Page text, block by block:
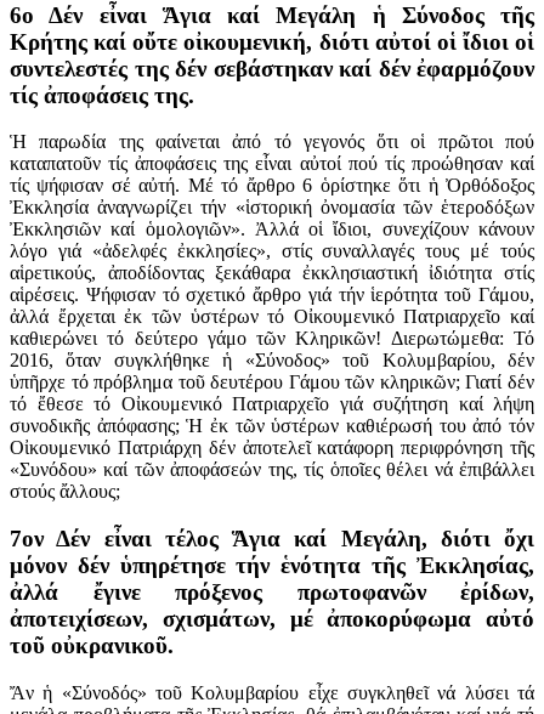
6ο Δέν εἶναι Ἅγια καί Μεγάλη ἡ Σύνοδος τῆς
Κρήτης καί οὔτε οἰκουμενική, διότι αὐτοί οἱ ἴδιοι οἱ
συντελεστές της δέν σεβάστηκαν καί δέν ἐφαρμόζουν
τίς ἀποφάσεις της.
Ἡ παρωδία της φαίνεται ἀπό τό γεγονός ὅτι οἱ πρῶτοι πού
καταπατοῦν τίς ἀποφάσεις της εἶναι αὐτοί πού τίς προώθησαν καί
τίς ψήφισαν σέ αὐτή. Μέ τό ἄρθρο 6 ὁρίστηκε ὅτι ἡ Ὀρθόδοξος
Ἐκκλησία ἀναγνωρίζει τήν «ἱστορική ὀνομασία τῶν ἑτεροδόξων
Ἐκκλησιῶν καί ὁμολογιῶν». Ἀλλά οἱ ἴδιοι, συνεχίζουν κάνουν
λόγο γιά «ἀδελφές ἐκκλησίες», στίς συναλλαγές τους μέ τούς
αἱρετικούς, ἀποδίδοντας ξεκάθαρα ἐκκλησιαστική ἰδιότητα στίς
αἱρέσεις. Ψήφισαν τό σχετικό ἄρθρο γιά τήν ἱερότητα τοῦ Γάμου,
ἀλλά ἔρχεται ἐκ τῶν ὑστέρων τό Οἰκουμενικό Πατριαρχεῖο καί
καθιερώνει τό δεύτερο γάμο τῶν Κληρικῶν! Διερωτώμεθα: Τό
2016, ὅταν συγκλήθηκε ἡ «Σύνοδος» τοῦ Κολυμβαρίου, δέν
ὑπῆρχε τό πρόβλημα τοῦ δευτέρου Γάμου τῶν κληρικῶν; Γιατί δέν
τό ἔθεσε τό Οἰκουμενικό Πατριαρχεῖο γιά συζήτηση καί λήψη
συνοδικῆς ἀπόφασης; Ἡ ἐκ τῶν ὑστέρων καθιέρωσή του ἀπό τόν
Οἰκουμενικό Πατριάρχη δέν ἀποτελεῖ κατάφορη περιφρόνηση τῆς
«Συνόδου» καί τῶν ἀποφάσεών της, τίς ὁποῖες θέλει νά ἐπιβάλλει
στούς ἄλλους;
7ον Δέν εἶναι τέλος Ἅγια καί Μεγάλη, διότι ὄχι
μόνον δέν ὑπηρέτησε τήν ἑνότητα τῆς Ἐκκλησίας,
ἀλλά ἔγινε πρόξενος πρωτοφανῶν ἐρίδων,
ἀποτειχίσεων, σχισμάτων, μέ ἀποκορύφωμα αὐτό
τοῦ οὐκρανικοῦ.
Ἄν ἡ «Σύνοδός» τοῦ Κολυμβαρίου εἶχε συγκληθεῖ νά λύσει τά